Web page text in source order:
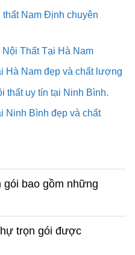
Nam Định chuyên
Thất Tại Hà Nam
Hà Nam đẹp và chất lượng
thất uy tín tại Ninh Bình.
Ninh Bình đẹp và chất
bao gồm những
trọn gói được